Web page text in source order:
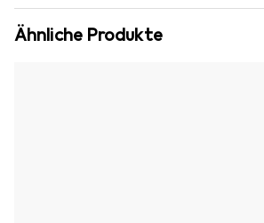
Ähnliche Produkte